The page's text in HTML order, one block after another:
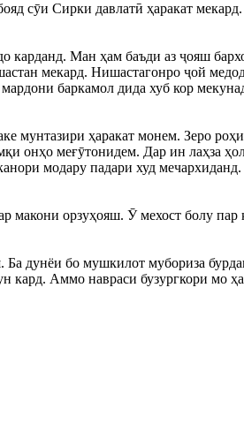
сӯи Сирки давлатӣ ҳаракат
Ман ҳам баъди аз ҷояш
мекард. Нишастагонро ҷой
баркамол дида хуб кор
мунтазири ҳаракат монем. Зеро
онҳо меғӯтонидем. Дар ин лаҳза
модару падари худ
макони орзуҳояш. Ӯ мехост болу
дунёи бо мушкилот мубориза
кард. Аммо навраси бузургкори мо